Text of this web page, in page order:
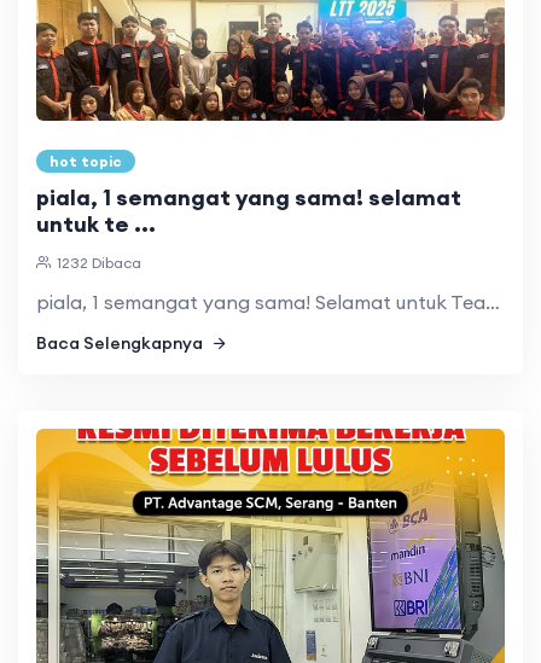
hot topic
piala, 1 semangat yang sama! selamat
untuk te ...
1232 Dibaca
piala, 1 semangat yang sama! Selamat untuk Team Pramuka SMK ...
Baca Selengkapnya